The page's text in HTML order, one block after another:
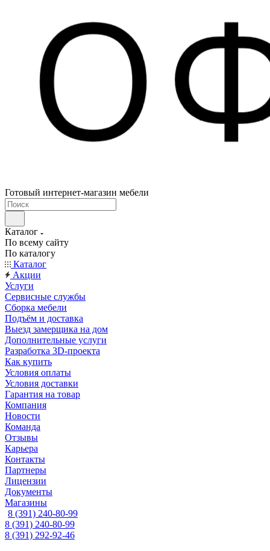
Готовый интернет-магазин мебели
Каталог
По всему сайту
По каталогу
Каталог
Акции
Услуги
Сервисные службы
Сборка мебели
Подъём и доставка
Выезд замерщика на дом
Дополнительные услуги
Разработка 3D-проекта
Как купить
Условия оплаты
Условия доставки
Гарантия на товар
Компания
Новости
Команда
Отзывы
Карьера
Контакты
Партнеры
Лицензии
Документы
Магазины
8 (391) 240-80-99
8 (391) 240-80-99
8 (391) 292-92-46